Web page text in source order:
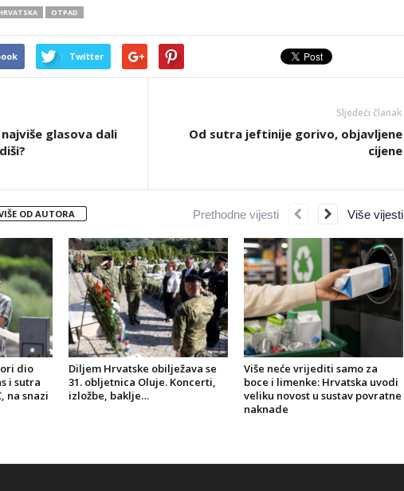
OTPAD
Twitter
glasova dali
Sljedeći članak
Od sutra jeftinije gorivo, objavljene
cijene
OD AUTORA
dio
i sutra
na snazi
Diljem Hrvatske obilježava se
31. obljetnica Oluje. Koncerti,
izložbe, baklje…
Više neće vrijediti samo za
boce i limenke: Hrvatska uvodi
veliku novost u sustav povratne
naknade
Prethodne vijesti Više vijesti